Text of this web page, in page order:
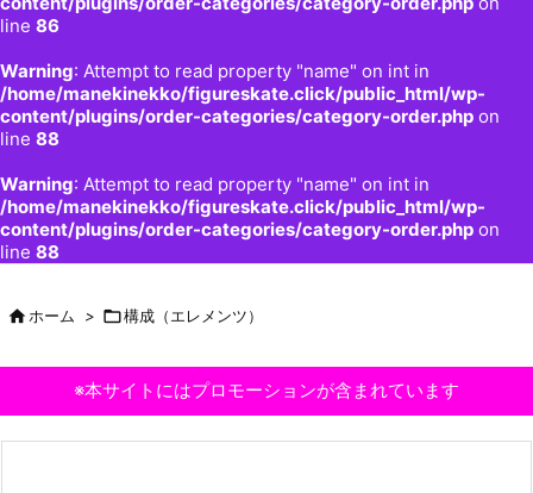
line 86
Warning: Attempt to read property "name" on int in
/home/manekinekko/figureskate.click/public_html/wp-
content/plugins/order-categories/category-order.php on
line 88
Warning: Attempt to read property "name" on int in
/home/manekinekko/figureskate.click/public_html/wp-
content/plugins/order-categories/category-order.php on
line 88
ホーム > 構成（エレメンツ）
※本サイトにはプロモーションが含まれています